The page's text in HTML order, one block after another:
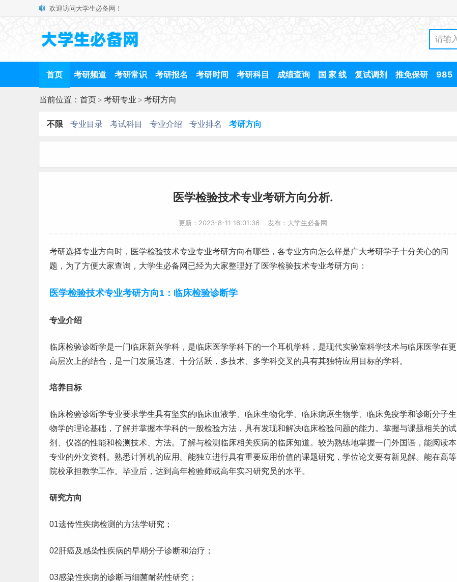
欢迎访问大学生必备网！
首页 考研频道 考研常识 考研报名 考研时间 考研科目 成绩查询 国 家 线 复试调剂 推免保研 985
当前位置： 首页> 考研专业 > 考研方向
不限 专业目录 考试科目 专业介绍 专业排名 考研方向
医学检验技术专业考研方向分析.
更新：2023-8-11 16:01:36 发布：大学生必备网
考研选择专业方向时，医学检验技术专业专业考研方向有哪些，各专业方向怎么样是广大考研学子十分关心的问
题，为了方便大家查询， 大学生必备网已经为大家整理好了医学检验技术专业考研方向：
医学检验技术专业考研方向1：临床检验诊断学
专业介绍
临床检验诊断学是一门临床新兴学科，是临床医学学科下的一个耳机学科，是现代实验室科学技术与临床医学在更
高层次上的结合，是一门发展迅速、十分活跃，多技术、多学科交叉的具有其独特应用目标的学科。
培养目标
临床检验诊断学专业要求学生具有坚实的临床血液学、临床生物化学、临床病原生物学、临床免疫学和诊断分子生
物学的理论基础，了解并掌握本学科的一般检验方法，具有发现和解决临床检验问题的能力。掌握与课题相关的试
剂、仪器的性能和检测技术、方法。了解与检测临床相关疾病的临床知道。较为熟练地掌握一门外国语，能阅读本
专业的外文资料。熟悉计算机的应用。能独立进行具有重要应用价值的课题研究，学位论文要有新见解。能在高等
院校承担教学工作。 毕业后，达到高年检验师或高年实习研究员的水平。
研究方向
01遗传性疾病检测的方法学研究；
02肝癌及感染性疾病的早期分子诊断和治疗；
03感染性疾病的诊断与细菌耐药性研究；